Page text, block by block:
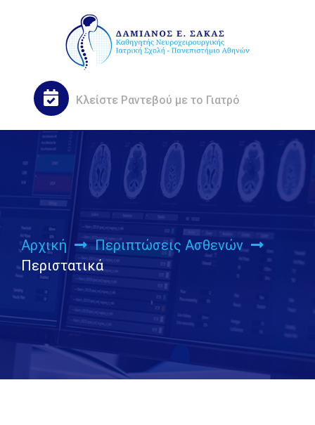
Κλείστε Ραντεβού με το Γιατρό
Αρχική
Περιπτώσεις Ασθενών
Περιστατικά